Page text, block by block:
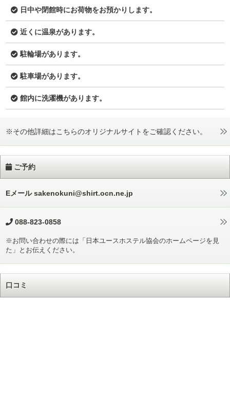
日中や閉館時にお荷物をお預かりします。
近くに温泉があります。
駐輪場があります。
駐車場があります。
館内に洗濯機があります。
※その他詳細はこちらのオリジナルサイトをご確認ください。
ご予約
Eメール sakenokuni@shirt.ocn.ne.jp
088-823-0858
※お問い合わせの際には「日本ユースホステル協会のホームページを見
た」とお伝えください。
口コミ